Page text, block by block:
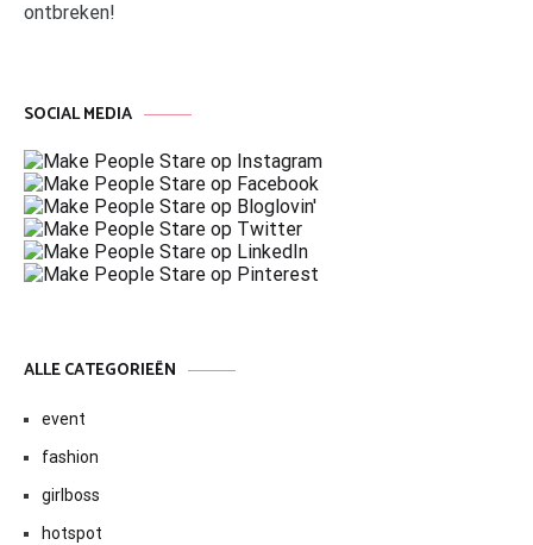
ontbreken!
SOCIAL MEDIA
ALLE CATEGORIEËN
event
fashion
girlboss
hotspot